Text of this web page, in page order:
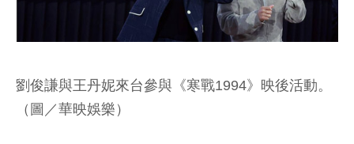
劉俊謙與王丹妮來台參與《寒戰1994》映後活動。
（圖／華映娛樂）